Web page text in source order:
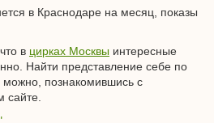
в Краснодаре на месяц, показы
в цирках Москвы интересные
Найти представление себе по
можно, познакомившись с